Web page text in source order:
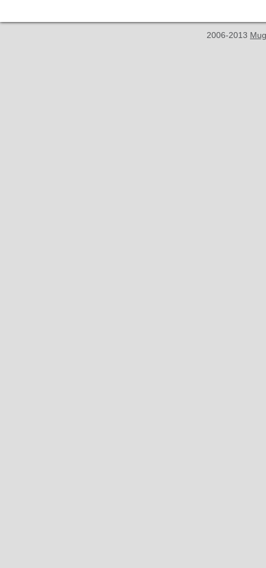
2006-2013